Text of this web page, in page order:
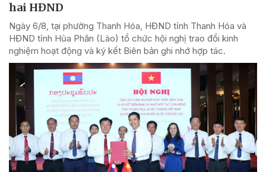
hai HĐND
Ngày 6/8, tại phường Thanh Hóa, HĐND tỉnh Thanh Hóa và
HĐND tỉnh Hủa Phăn (Lào) tổ chức hội nghị trao đổi kinh
nghiệm hoạt động và ký kết Biên bản ghi nhớ hợp tác.